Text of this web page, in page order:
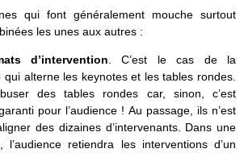
qui font généralement mouche surtout
les unes aux autres :
d’intervention . C’est le cas de la
alterne les keynotes et les tables rondes.
des tables rondes car, sinon, c’est
pour l’audience ! Au passage, ils n’est
des dizaines d’intervenants. Dans une
l’audience retiendra les interventions d’un